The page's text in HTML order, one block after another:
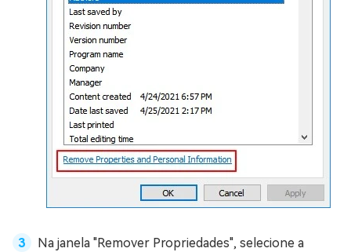
Na janela "Remover Propriedades", selecione a